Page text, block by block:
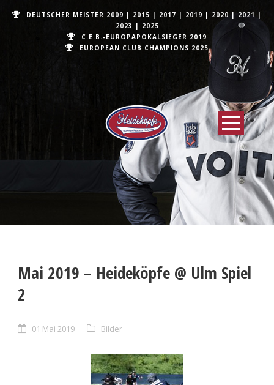
DEUTSCHER MEISTER 2009 | 2015 | 2017 | 2019 | 2020 | 2021 |
2023 | 2025
C.E.B.-EUROPAPOKALSIEGER 2019
EUROPEAN CLUB CHAMPIONS 2025
Mai 2019 – Heideköpfe @ Ulm Spiel
2
01 Mai 2019 Bilder